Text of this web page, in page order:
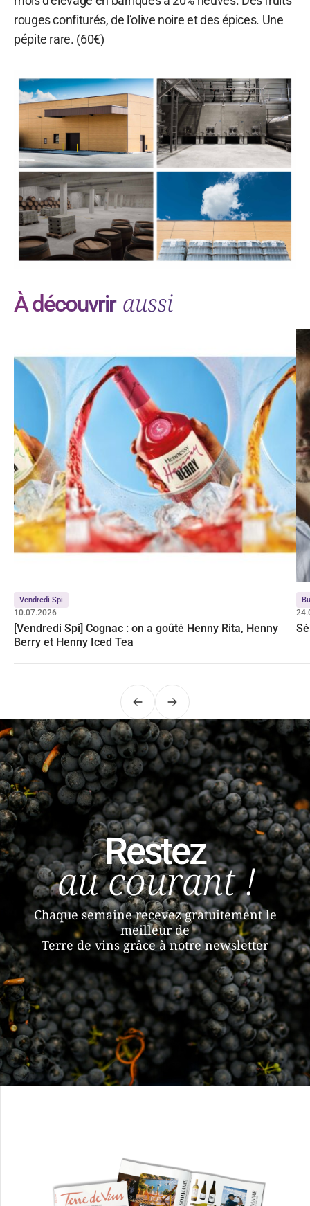
rouges confiturés, de l’olive noire et des épices. Une
pépite rare. (60€)
À découvrir aussi
Vendredi Spi
10.07.2026
[Vendredi Spi] Cognac : on a goûté Henny Rita, Henny
Berry et Henny Iced Tea
PrécédentSuivant
Restez
au courant !
Chaque semaine recevez gratuitement le
meilleur de
Terre de vins grâce à notre newsletter